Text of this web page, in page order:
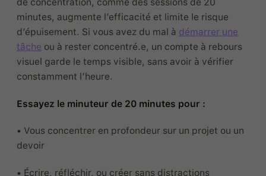
de concentration, comme des sessions de 20
minutes, augmente l’efficacité et limite le risque
d’épuisement. Si vous avez du mal à démarrer une
tâche ou à rester concentré.e, un compte à rebours
visuel garde le temps visible, sans avoir à vérifier
constamment l’heure.
Essayez le minuteur de 20 minutes pour :
• Vous concentrer en profondeur sur un projet ou un
devoir
• Écrire, réfléchir, ou créer sans distractions